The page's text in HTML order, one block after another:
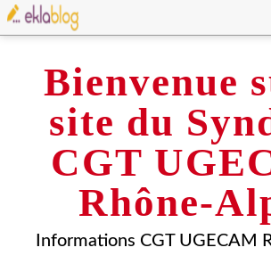
Bienvenue
site du
CGT
Rhône-
Informations CGT UGECAM